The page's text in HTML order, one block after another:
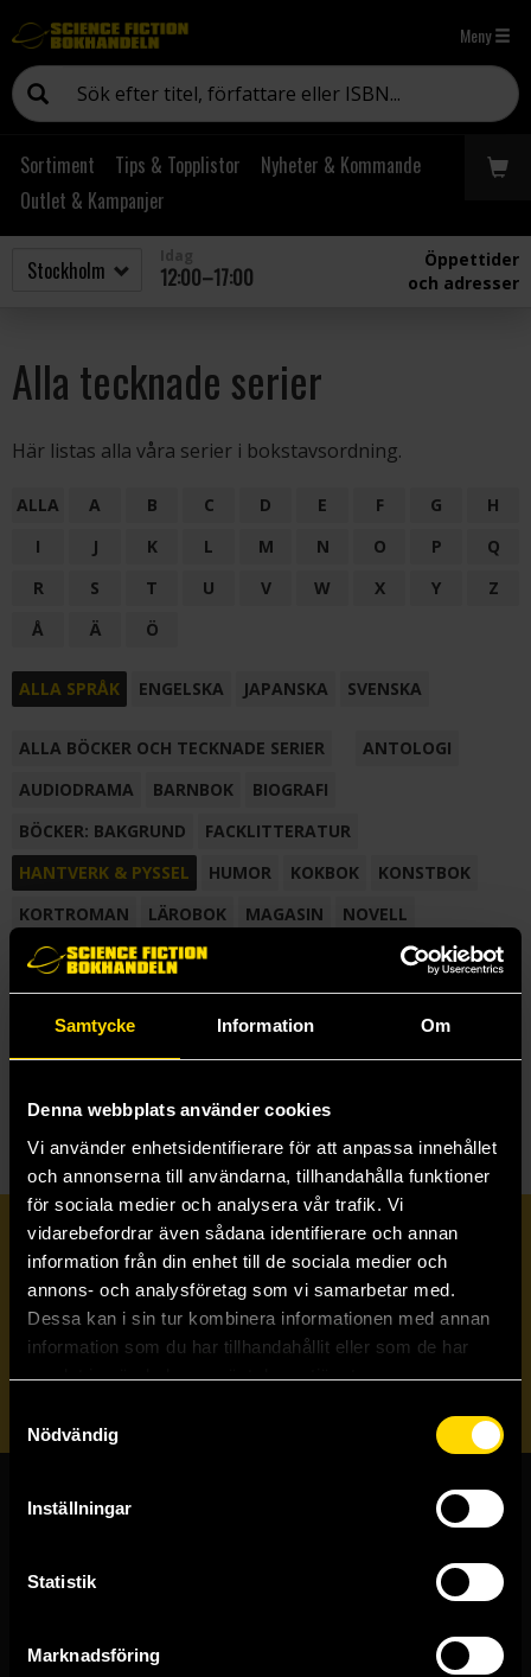
Samtycke Information Om
Denna webbplats använder cookies
Vi använder enhetsidentifierare för att anpassa innehållet
och annonserna till användarna, tillhandahålla funktioner
för sociala medier och analysera vår trafik. Vi
vidarebefordrar även sådana identifierare och annan
information från din enhet till de sociala medier och
annons- och analysföretag som vi samarbetar med.
Dessa kan i sin tur kombinera informationen med annan
information som du har tillhandahållit eller som de har
samlat in när du har använt deras tjänster.
Nödvändig
Inställningar
Statistik
Marknadsföring
Meny
Sortiment Tips & Topplistor
Nyheter & Kommande
Outlet & Kampanjer
12:00–17:00
Öppettider
och adresser
Alla tecknade serier
Här listas alla våra serier i bokstavsordning.
ALLA A B C D E F G
H
I
J K L M N O P
Q
R
S T U V W X Y
Z
Å
Ä Ö
ALLA SPRÅK ENGELSKA JAPANSKA SVENSKA
ALLA BÖCKER OCH TECKNADE SERIER
ANTOLOGI
AUDIODRAMA
BARNBOK
BIOGRAFI
BÖCKER: BAKGRUND
FACKLITTERATUR
HANTVERK & PYSSEL
HUMOR KOKBOK
KONSTBOK
KORTROMAN
LÄROBOK MAGASIN
NOVELL
NOVELLMAGASIN
NOVELLSAMLING
ROMAN
SAMLINGSVOLYM
TECKNA & MÅLA TECKNAD SERIE
S
Prenumerera på vårt nyhetsbrev
Veckobrevet
Skicka
Stockholmsbutiken